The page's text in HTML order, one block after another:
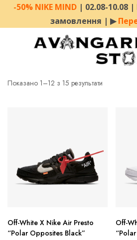
-50% NIKE MIND | 02.08-10.08
замовлення | ▶︎
Показано 1–12 з 15 результати
Off-White X Nike Air Presto
“Polar Opposites Black”
Off-